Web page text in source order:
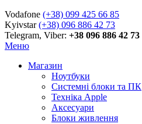
Vodafone (+38) 099 425 66 85
Kyivstar(+38) 096 886 42 73
Telegram, Viber: +38 096 886 42 73
Меню
Магазин
Ноутбуки
Системні блоки та ПК
Техніка Apple
Аксесуари
Блоки живлення